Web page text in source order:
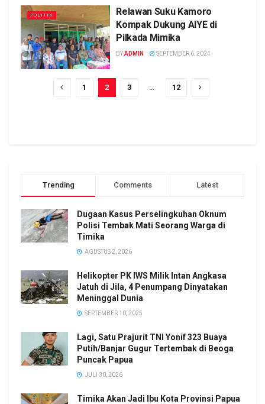
POLITIK
Relawan Suku Kamoro
Kompak Dukung AIYE di
Pilkada Mimika
BYADMIN SEPTEMBER 6, 2024
1 2 3 12
Trending Comments Latest
Dugaan Kasus Perselingkuhan Oknum
Polisi Tembak Mati Seorang Warga di
Timika
AGUSTUS 2, 2026
Helikopter PK IWS Milik Intan Angkasa
Jatuh di Jila, 4 Penumpang Dinyatakan
Meninggal Dunia
SEPTEMBER 10, 2025
Lagi, Satu Prajurit TNI Yonif 323 Buaya
Putih/Banjar Gugur Tertembak di Beoga
Puncak Papua
JULI 30, 2026
Timika Akan Jadi Ibu Kota Provinsi Papua